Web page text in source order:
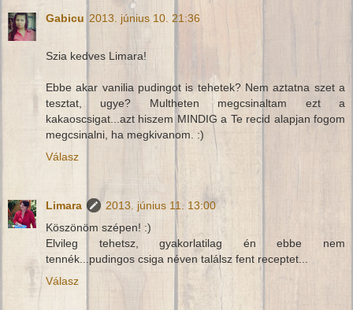
Gabicu 2013. június 10. 21:36
Szia kedves Limara!
Ebbe akar vanilia pudingot is tehetek? Nem aztatna szet a
tesztat, ugye? Multheten megcsinaltam ezt a
kakaoscsigat...azt hiszem MINDIG a Te recid alapjan fogom
megcsinalni, ha megkivanom. :)
Válasz
Limara
2013. június 11. 13:00
Köszönöm szépen! :)
Elvileg tehetsz, gyakorlatilag én ebbe nem
tennék...pudingos csiga néven találsz fent receptet...
Válasz